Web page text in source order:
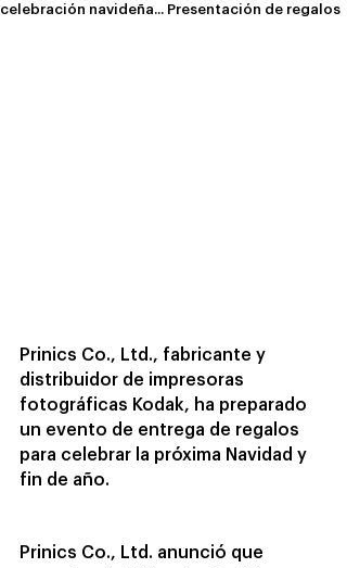
celebración navideña... Presentación de regalos
Prinics Co., Ltd., fabricante y
distribuidor de impresoras
fotográficas Kodak, ha preparado
un evento de entrega de regalos
para celebrar la próxima Navidad y
fin de año.
Prinics Co., Ltd. anunció que